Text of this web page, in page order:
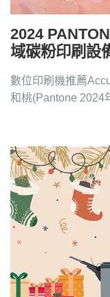
2024
域碳粉印刷設
數位印刷機推薦
和桃(Pantone 2024